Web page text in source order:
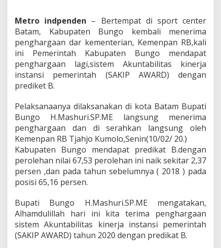
r
i
m
a
P
e
n
r
g
a
a
n
S
A
K
A
A
R
D
Metro indpenden – Bertempat di sport center
Batam, Kabupaten Bungo kembali menerima
penghargaan dar kementerian, Kemenpan RB,kali
ini Pemerintah Kabupaten Bungo mendapat
penghargaan lagi,sistem Akuntabilitas kinerja
instansi pemerintah (SAKIP AWARD) dengan
prediket B.
Pelaksanaanya dilaksanakan di kota Batam Bupati
Bungo H.Mashuri.SP.ME langsung menerima
penghargaan dan di serahkan langsung oleh
Kemenpan RB Tjahjo Kumolo,Senin(10/02/ 20.)
Kabupaten Bungo mendapat predikat B.dengan
perolehan nilai 67,53 perolehan ini naik sekitar 2,37
persen ,dan pada tahun sebelumnya ( 2018 ) pada
posisi 65,16 persen.
Bupati Bungo H.Mashuri.SP.ME mengatakan,
Alhamdulillah hari ini kita terima penghargaan
sistem Akuntabilitas kinerja instansi pemerintah
(SAKIP AWARD) tahun 2020 dengan predikat B.